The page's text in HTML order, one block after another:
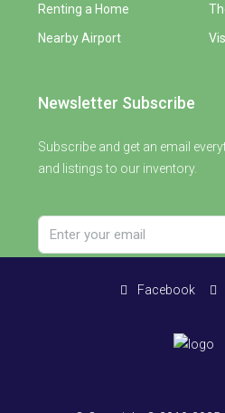
Renting a Home
Nearby Airport
Newsletter Subscribe
Subscribe and get an email
and listings to our inventory.
Facebook